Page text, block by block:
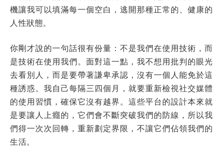
機讓我可以填滿每一個空白，逃開那種正常的、健康的
人性狀態。
你剛才說的一句話很有份量：不是我們在使用技術，而
是技術在使用我們。面對這一點，我不想用批判的眼光
去看別人，而是要帶著謙卑承認，沒有一個人能免於這
種誘惑。我自己每隔三四個月，就要重新檢視社交媒體
的使用習慣，確保它沒有越界。這些平台的設計本來就
是要讓人上癮的，它們會不斷突破我們的防線，所以我
們得一次次回轉，重新劃定界限，不讓它們佔領我們的
生活。